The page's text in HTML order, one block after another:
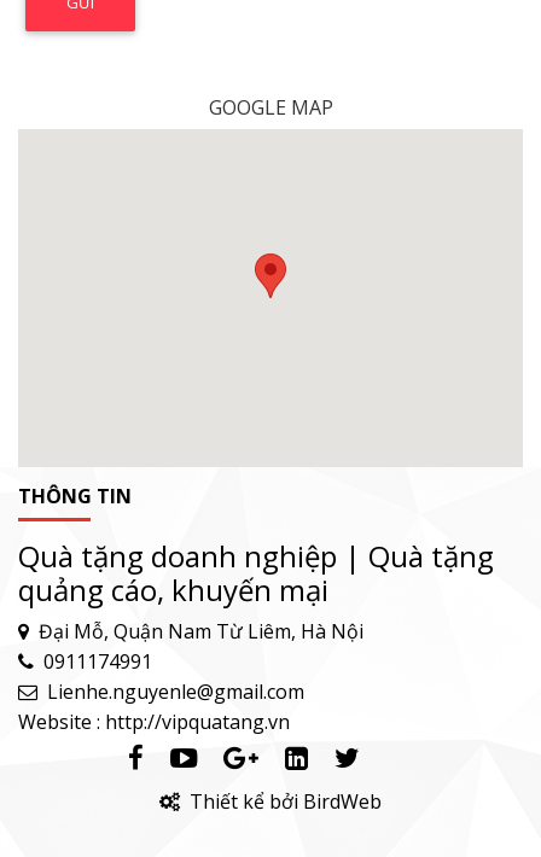
GOOGLE MAP
THÔNG TIN
Quà tặng doanh nghiệp | Quà tặng
quảng cáo, khuyến mại
Đại Mỗ, Quận Nam Từ Liêm, Hà Nội
0911174991
Lienhe.nguyenle@gmail.com
Website : http://vipquatang.vn
Thiết kể bởi BirdWeb